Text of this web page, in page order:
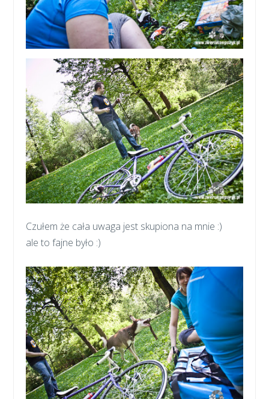
Czułem że cała uwaga jest skupiona na mnie :)
ale to fajne było :)